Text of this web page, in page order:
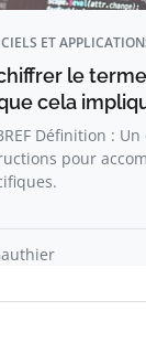
ET
le terme
cela
Définition :
pour